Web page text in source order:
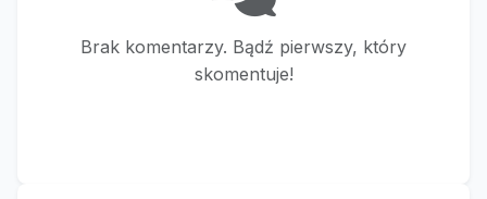
Brak komentarzy. Bądź pierwszy, który
skomentuje!